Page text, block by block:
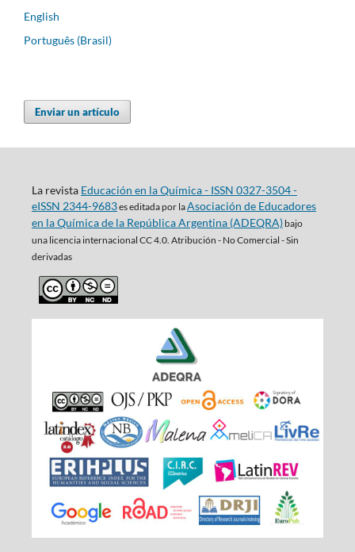
English
Português (Brasil)
Enviar un artículo
La revista Educación en la Química - ISSN 0327-3504 -
eISSN 2344-9683es editada por laAsociación de Educadores
en la Química de la República Argentina (ADEQRA)bajo
una licencia internacional CC 4.0. Atribución - No Comercial - Sin
derivadas